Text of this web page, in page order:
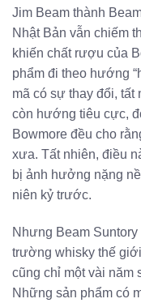
Jim Beam thành
Nhật Bản vẫn chiếm
khiến chất rượu của
phẩm đi theo hướng
mã có sự thay đổi,
còn hướng tiêu cực,
Bowmore đều cho
xưa. Tất nhiên, điều
bị ảnh hưởng nặng
niên kỷ trước.
Nhưng Beam Suntory
trường whisky thế
cũng chỉ một vài năm
Những sản phẩm có